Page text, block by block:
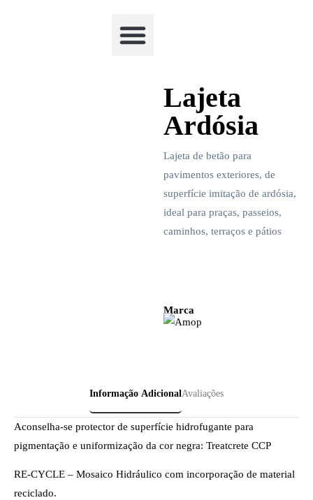
Lajeta
Ardósia
Lajeta de betão para
pavimentos exteriores, de
superfície imitação de ardósia,
ideal para praças, passeios,
caminhos, terraços e pátios
Marca
Informação Adicional Avaliações
Aconselha-se protector de superfície hidrofugante para
pigmentação e uniformização da cor negra: Treatcrete CCP
RE-CYCLE – Mosaico Hidráulico com incorporação de material
reciclado.